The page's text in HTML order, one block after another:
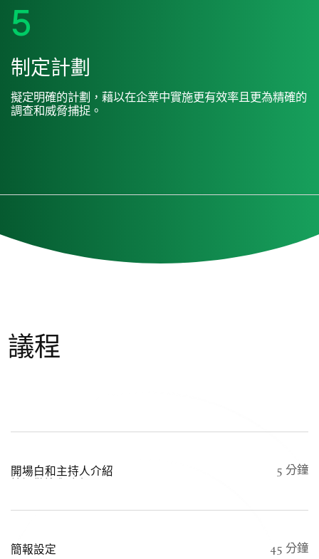
5
制定計劃
擬定明確的計劃，藉以在企業中實施更有效率且更為精確的
調查和威脅捕捉。
議程
開場白和主持人介紹
5 分鐘
簡報設定 45 分鐘